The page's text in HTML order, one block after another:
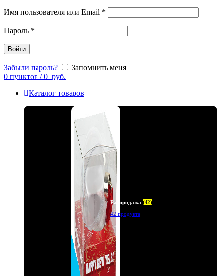
Имя пользователя или Email *
Пароль *
Войти
Забыли пароль?
Запомнить меня
0 пунктов / 0 руб.
Каталог товаров
Распродажа (42)
42 продукта